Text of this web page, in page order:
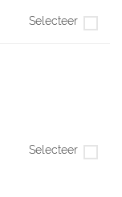
Selecteer
Selecteer